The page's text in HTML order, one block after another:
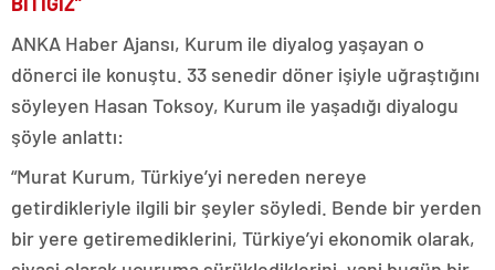
ANKA Haber Ajansı, Kurum ile diyalog yaşayan o
dönerci ile konuştu. 33 senedir döner işiyle uğraştığını
söyleyen Hasan Toksoy, Kurum ile yaşadığı diyalogu
şöyle anlattı:
“Murat Kurum, Türkiye’yi nereden nereye
getirdikleriyle ilgili bir şeyler söyledi. Bende bir yerden
bir yere getiremediklerini, Türkiye’yi ekonomik olarak,